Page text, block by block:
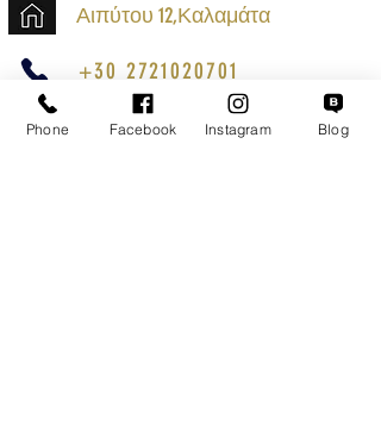
Αιπύτου 12,Καλαμάτα
+30 2721020701
k.mouzos.wix@gmail.com
Phone Facebook Instagram Blog